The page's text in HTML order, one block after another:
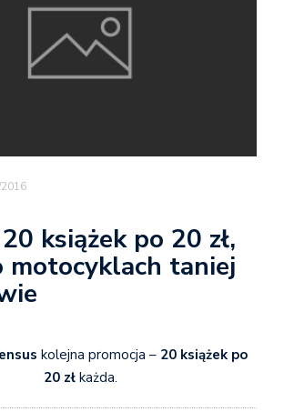
książek po 20 zł,
motocyklach taniej
kolejna promocja – 20 książek po
20 złkażda.